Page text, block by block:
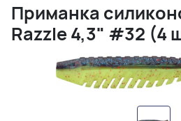
Приманка
Razzle 4,3" #32 (4